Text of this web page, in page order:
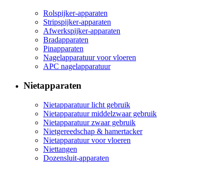
Rolspijker-apparaten
Stripspijker-apparaten
Afwerkspijker-apparaten
Bradapparaten
Pinapparaten
Nagelapparatuur voor vloeren
APC nagelapparatuur
Nietapparaten
Nietapparatuur licht gebruik
Nietapparatuur middelzwaar gebruik
Nietapparatuur zwaar gebruik
Nietgereedschap & hamertacker
Nietapparatuur voor vloeren
Niettangen
Dozensluit-apparaten